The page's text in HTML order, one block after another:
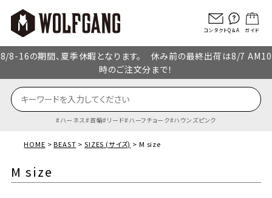
コンタクトQ＆A ガイド
8/8-16の期間、夏季休暇となります。 休み前の最終出荷は8/7 AM10
時のご注文分まで！
ハーネス 首輪 リード ハーフチョーク ハウンズピンク
HOME BEAST SIZES (サイズ) M size
M size